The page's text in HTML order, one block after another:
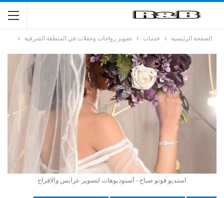
الصفحة الرئيسية خدمات تصوير زواجات وحفلات في المنطقة الشرقية
استديو فوتو صباح - أستوديوهات لتصوير عرايس والافراح